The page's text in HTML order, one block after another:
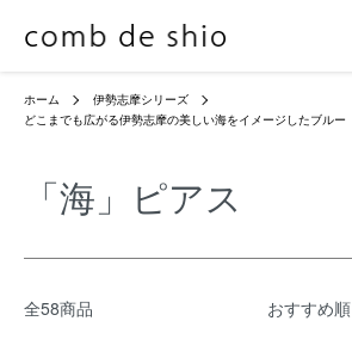
ホーム
伊勢志摩シリーズ
どこまでも広がる伊勢志摩の美しい海をイメージしたブルー
「海」ピアス
全58商品 おすすめ順